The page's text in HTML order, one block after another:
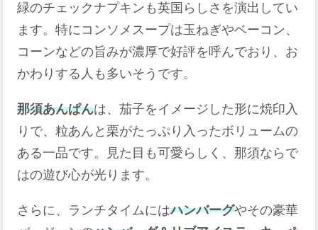
緑のチェックナプキンも英国らしさを演出してい
ます。特にコンソメスープは玉ねぎやベーコン、
コーンなどの旨みが濃厚で好評を呼んでおり、お
かわりする人も多いそうです。
那須あんぱんは、茄子をイメージした形に焼印入
りで、粒あんと栗がたっぷり入ったボリュームの
ある一品です。見た目も可愛らしく、那須ならで
はの遊び心が光ります。
さらに、ランチタイムにはハンバーグやその豪華